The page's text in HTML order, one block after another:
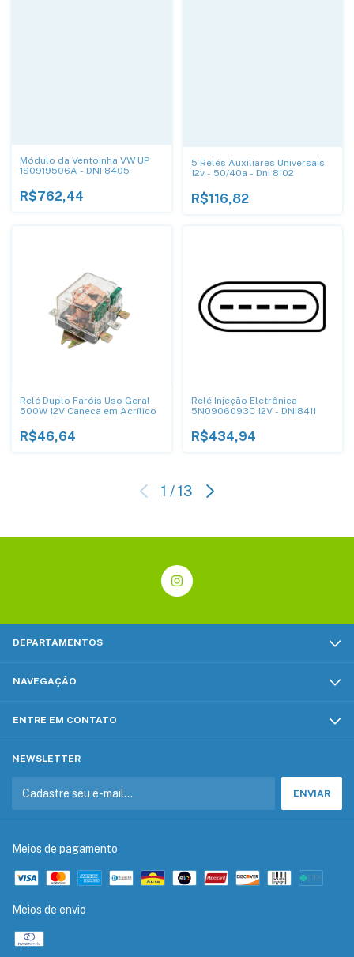
Módulo da Ventoinha VW UP
1S0919506A - DNI 8405
R$762,44
5 Relés Auxiliares Universais
12v - 50/40a - Dni 8102
R$116,82
Relé Duplo Faróis Uso Geral
500W 12V Caneca em Acrílico
R$46,64
Relé Injeção Eletrônica
5N0906093C 12V - DNI8411
R$434,94
1 /13
DEPARTAMENTOS
NAVEGAÇÃO
ENTRE EM CONTATO
NEWSLETTER
Meios de pagamento
Meios de envio